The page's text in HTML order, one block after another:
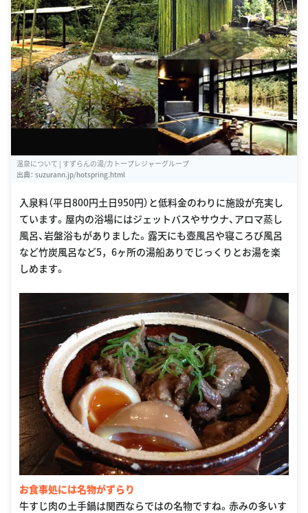
温泉について | すずらんの湯/カトープレジャーグループ
出典： suzurann.jp/hotspring.html
入泉料（平日800円土日950円）と低料金のわりに施設が充実し
ています。屋内の浴場にはジェットバスやサウナ、アロマ蒸し
風呂、岩盤浴もがありました。露天にも壺風呂や寝ころび風呂
など竹炭風呂など5，6ヶ所の湯船ありでじっくりとお湯を楽
しめます。
お食事処には名物がずらり
牛すじ肉の土手鍋は関西ならではの名物ですね。赤みの多いす